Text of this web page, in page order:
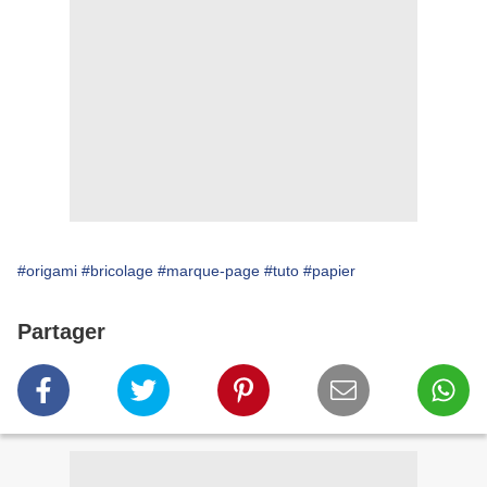
#origami #bricolage #marque-page #tuto #papier
Partager